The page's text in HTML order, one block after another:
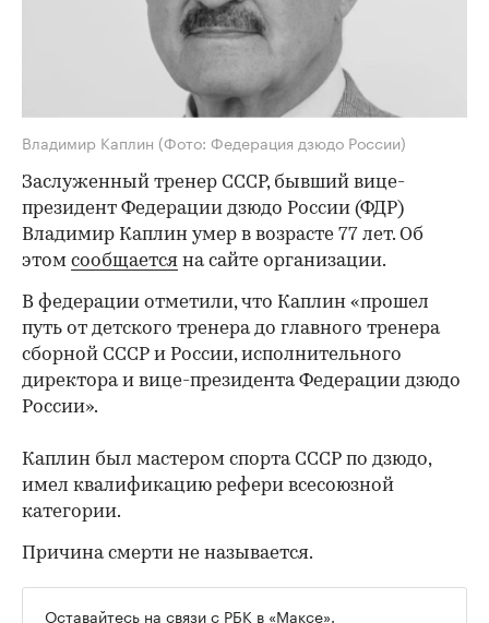
Владимир Каплин (Фото: Федерация дзюдо России)
Заслуженный тренер СССР, бывший вице-
президент Федерации дзюдо России (ФДР)
Владимир Каплин умер в возрасте 77 лет. Об
этом сообщается на сайте организации.
В федерации отметили, что Каплин «прошел
путь от детского тренера до главного тренера
сборной СССР и России, исполнительного
директора и вице-президента Федерации дзюдо
России».
Каплин был мастером спорта СССР по дзюдо,
имел квалификацию рефери всесоюзной
категории.
Причина смерти не называется.
Оставайтесь на связи с РБК в «Максе».